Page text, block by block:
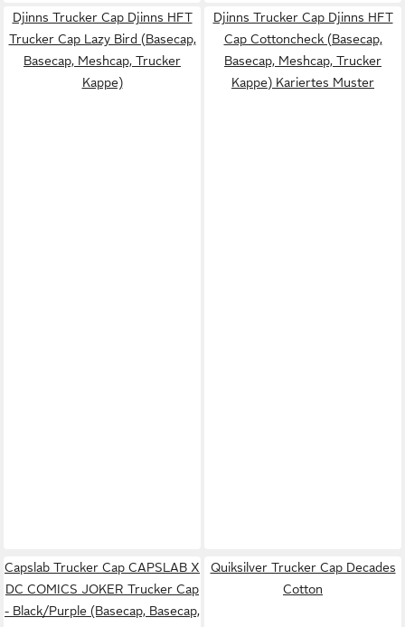
Djinns Trucker Cap Djinns HFT
Trucker Cap Lazy Bird (Basecap,
Basecap, Meshcap, Trucker
Kappe)
Djinns Trucker Cap Djinns HFT
Cap Cottoncheck (Basecap,
Basecap, Meshcap, Trucker
Kappe) Kariertes Muster
Capslab Trucker Cap CAPSLAB X
DC COMICS JOKER Trucker Cap
- Black/Purple (Basecap, Basecap,
Quiksilver Trucker Cap Decades
Cotton